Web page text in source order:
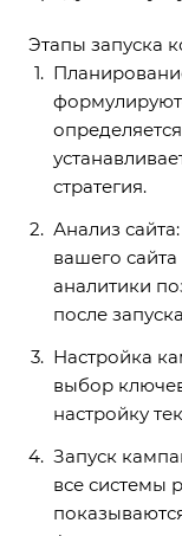
Этапы запуска
стратегия.
Анализ
вашего
аналитики
после
Настройка
выбор
настройку
Запуск
все системы